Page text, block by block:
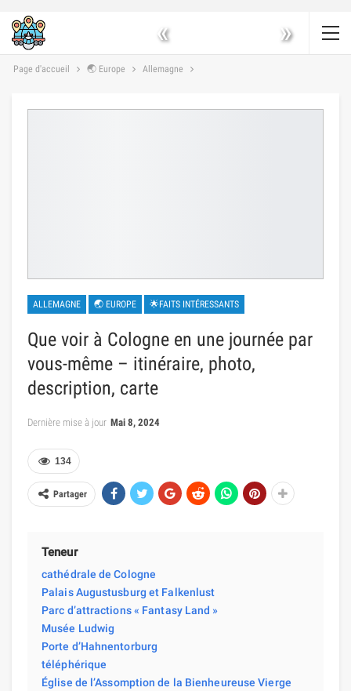
« »
Page d'accueil 🌏 Europe Allemagne
ALLEMAGNE 🌏 EUROPE 🌟FAITS INTÉRESSANTS
Que voir à Cologne en une journée par
vous-même – itinéraire, photo,
description, carte
Dernière mise à jour Mai 8, 2024
134
Partager
Teneur
cathédrale de Cologne
Palais Augustusburg et Falkenlust
Parc d’attractions « Fantasy Land »
Musée Ludwig
Porte d’Hahnentorburg
téléphérique
Église de l’Assomption de la Bienheureuse Vierge